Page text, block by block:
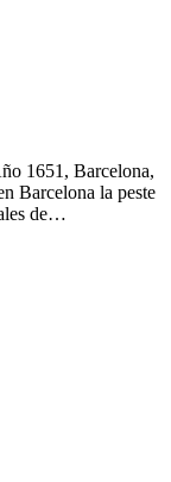
1651, Barcelona,
Barcelona la peste
de…